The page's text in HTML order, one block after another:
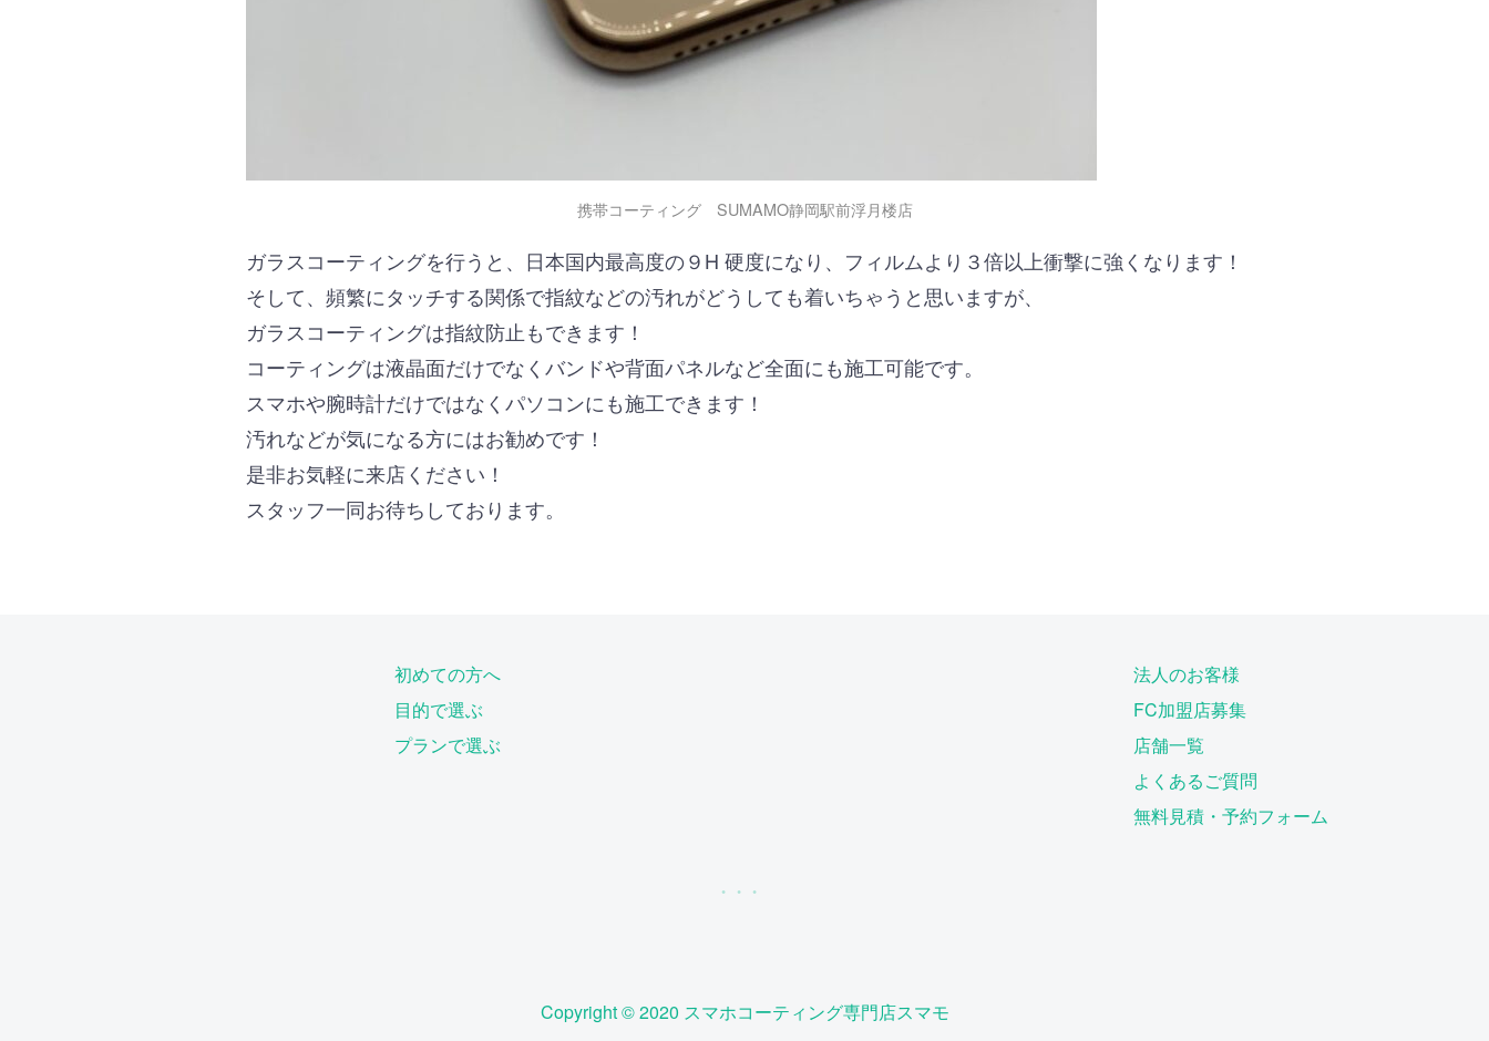
携帯コーティング SUMAMO静岡駅前浮月楼店
ガラスコーティングを行うと、日本国内最高度の９H 硬度になり、フィルムより３倍以上衝撃に強くなります！
そして、頻繁にタッチする関係で指紋などの汚れがどうしても着いちゃうと思いますが、
ガラスコーティングは指紋防止もできます！
コーティングは液晶面だけでなくバンドや背面パネルなど全面にも施工可能です。
スマホや腕時計だけではなくパソコンにも施工できます！
汚れなどが気になる方にはお勧めです！
是非お気軽に来店ください！
スタッフ一同お待ちしております。
初めての方へ
目的で選ぶ
プランで選ぶ
法人のお客様
FC加盟店募集
店舗一覧
よくあるご質問
無料見積・予約フォーム
Copyright © 2020 スマホコーティング専門店スマモ